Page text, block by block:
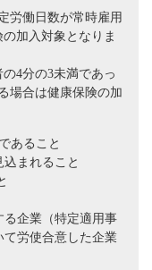
労働日数が常時雇用
加入対象となりま
4分の3未満であっ
場合は健康保険の加
あること
まれること
る企業（特定適用事
て労使合意した企業